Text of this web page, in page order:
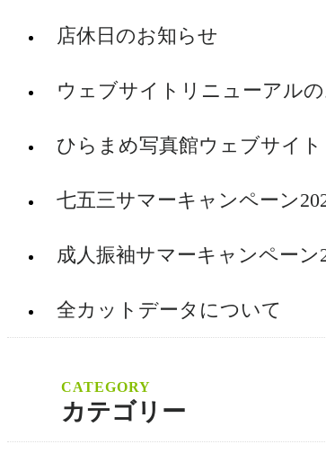
店休日のお知らせ
ウェブサイトリニューアル
ひらまめ写真館ウェブサイ
七五三サマーキャンペーン
成人振袖サマーキャンペーン
全カットデータについて
カテゴリー